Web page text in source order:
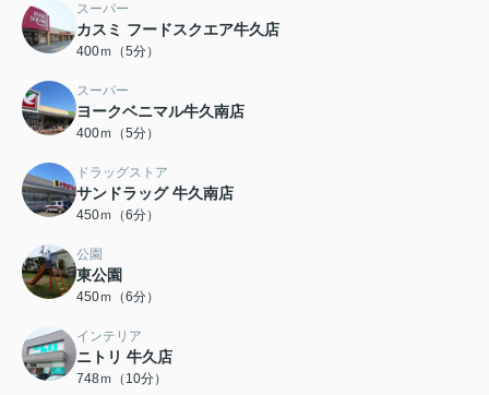
スーパー
カスミ フードスクエア牛久店
400ｍ（5分）
スーパー
ヨークベニマル牛久南店
400ｍ（5分）
ドラッグストア
サンドラッグ 牛久南店
450ｍ（6分）
公園
東公園
450ｍ（6分）
インテリア
ニトリ 牛久店
748ｍ（10分）